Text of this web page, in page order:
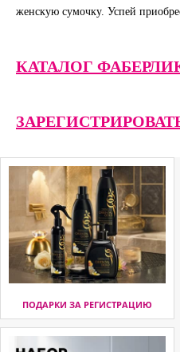
женскую сумочку. Успей
КАТАЛОГ
ПОДАРКИ ЗА РЕГИСТРАЦИЮ